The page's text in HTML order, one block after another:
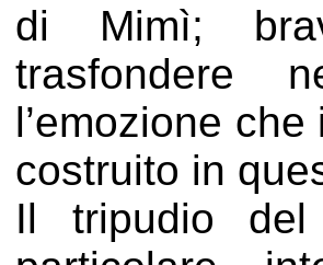
di Mimì;
trasfondere
l’emozione
costruito in
Il tripudio